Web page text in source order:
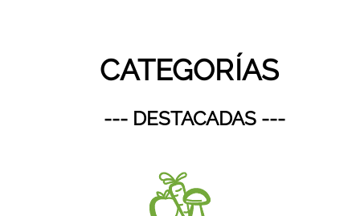
CATEGORÍAS
--- DESTACADAS ---